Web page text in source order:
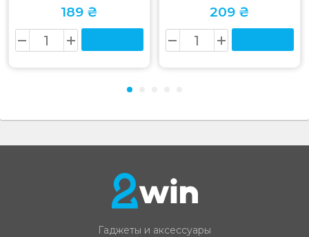
189 ₴ 209 ₴
Гаджеты и аксессуары